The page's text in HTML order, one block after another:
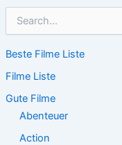
h
n
n
Beste Filme Liste
Filme Liste
Gute Filme
Abenteuer
Action